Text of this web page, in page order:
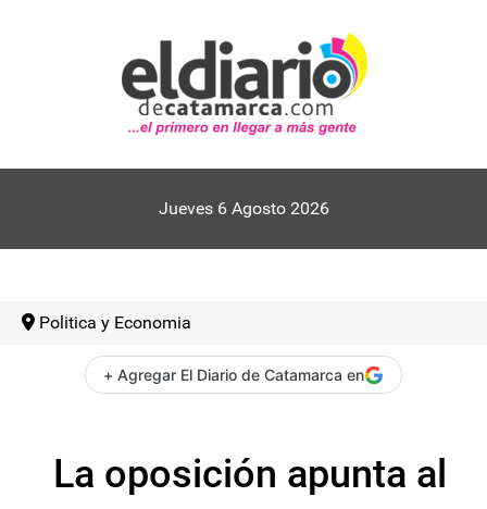
Jueves 6 Agosto 2026
Politica y Economia
+ Agregar El Diario de Catamarca en
La oposición apunta al